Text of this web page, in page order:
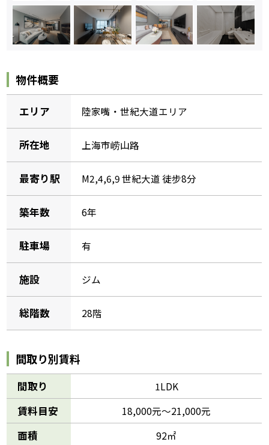
物件概要
エリア 陸家嘴・世紀大道エリア
所在地 上海市崂山路
最寄り駅 M2,4,6,9 世紀大道 徒步8分
築年数 6年
駐車場 有
施設 ジム
総階数 28階
間取り別賃料
間取り 1LDK
賃料目安 18,000元～21,000元
面積 92㎡